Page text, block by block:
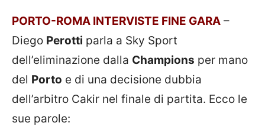
PORTO-ROMA INTERVISTE FINE GARA –
Diego Perotti parla a Sky Sport
dell’eliminazione dalla Champions per mano
del Porto e di una decisione dubbia
dell’arbitro Cakir nel finale di partita. Ecco le
sue parole: